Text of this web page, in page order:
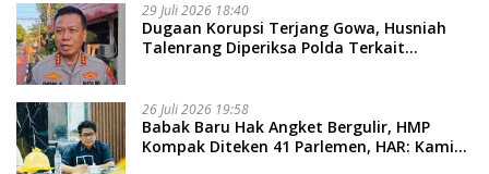
29 Juli 2026 18:40
Dugaan Korupsi Terjang Gowa, Husniah
Talenrang Diperiksa Polda Terkait
26 Juli 2026 19:58
​Babak Baru Hak Angket Bergulir, HMP
Kompak Diteken 41 Parlemen, HAR: Kami